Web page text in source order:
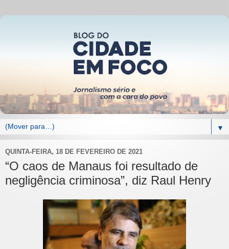
▼
QUINTA-FEIRA, 18 DE FEVEREIRO DE 2021
“O caos de Manaus foi resultado de
negligência criminosa”, diz Raul Henry